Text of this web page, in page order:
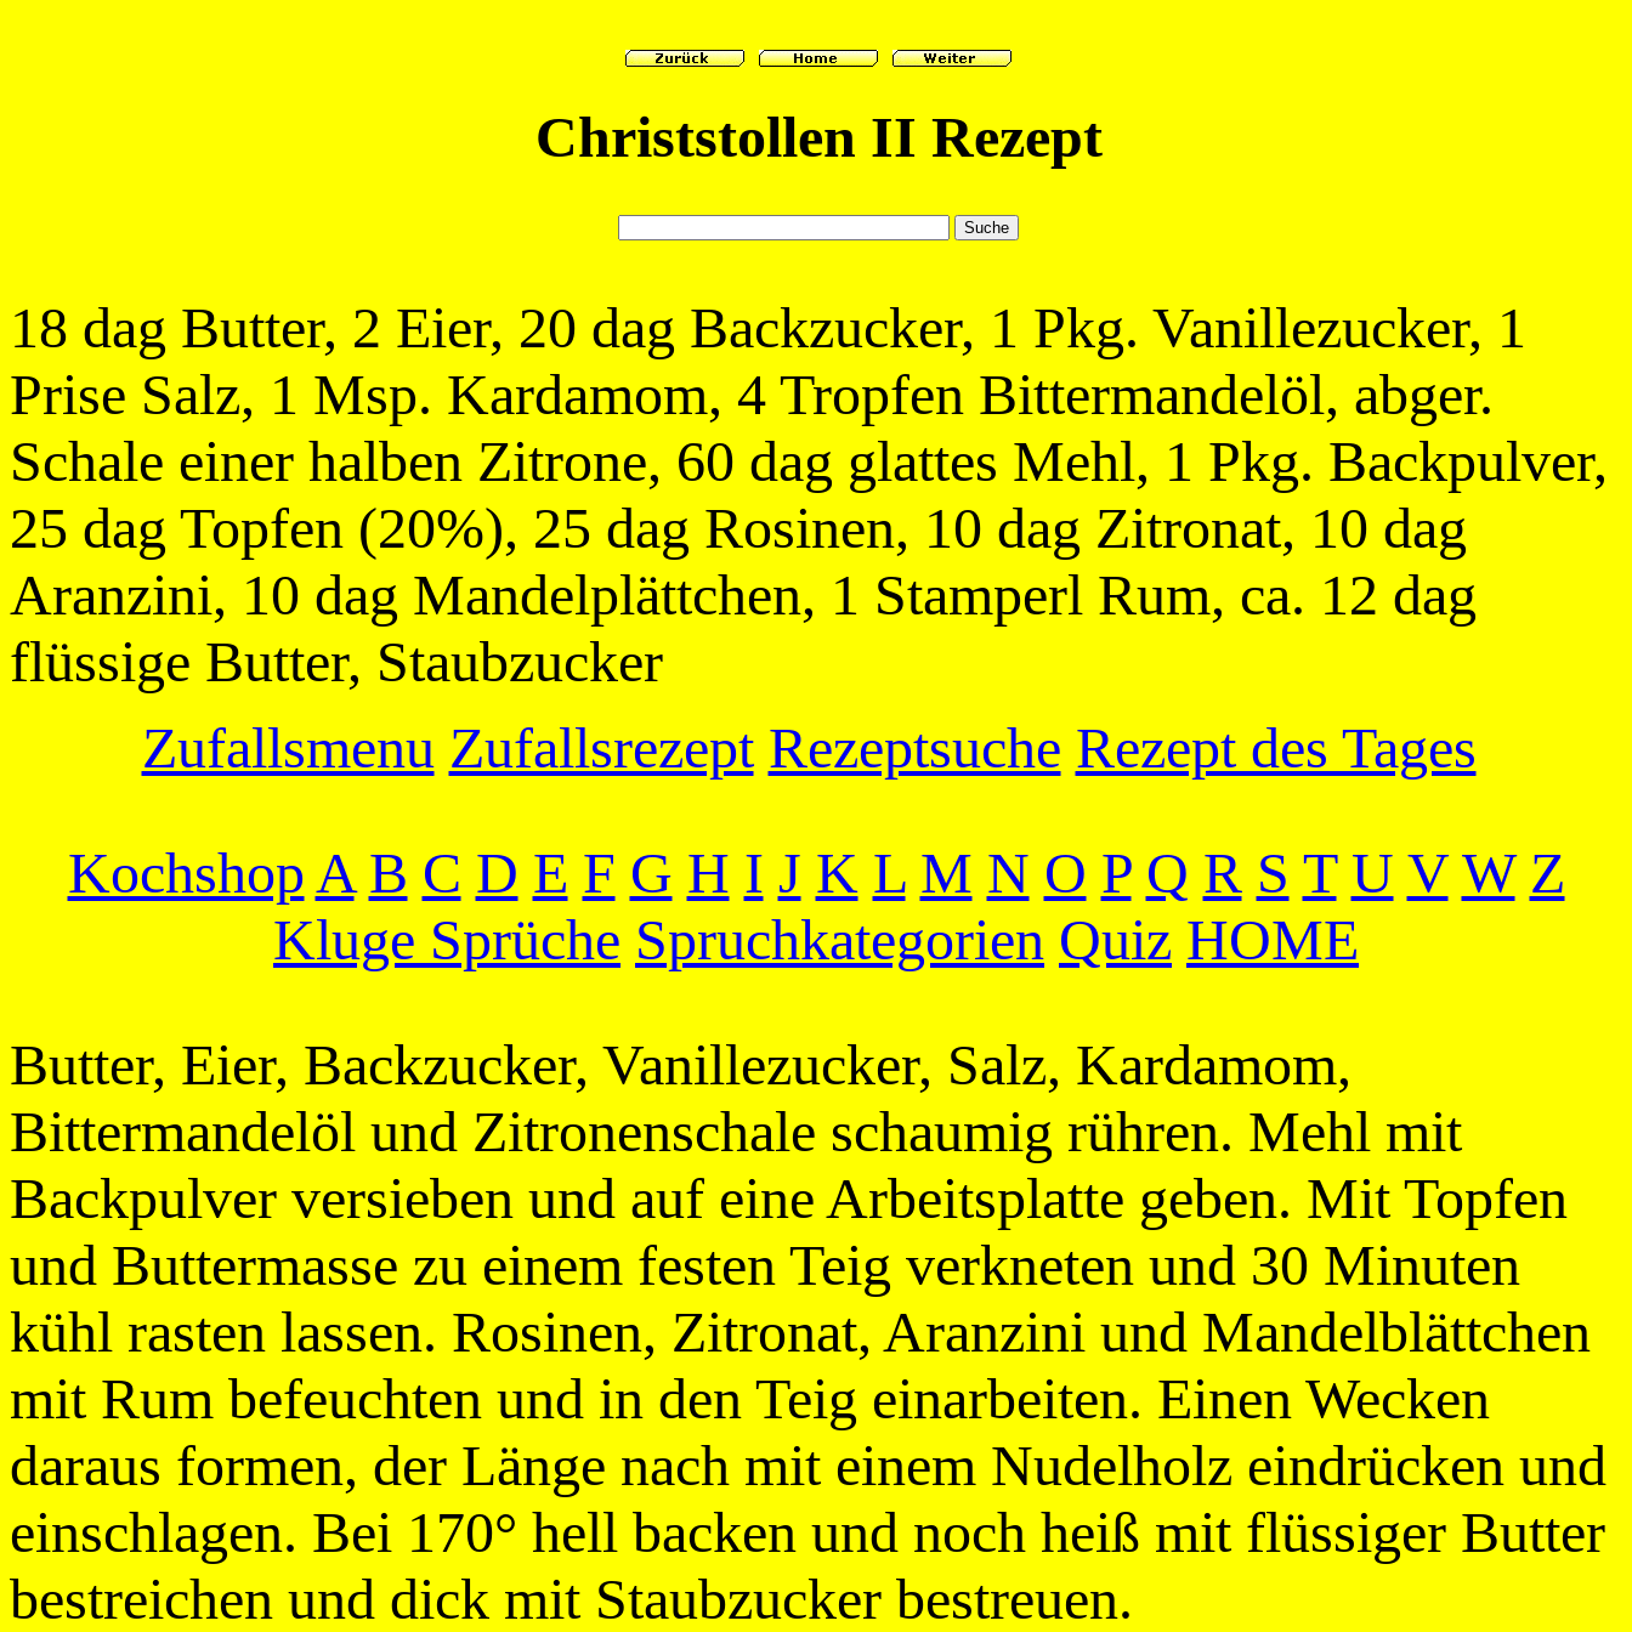
Christstollen II Rezept
18 dag Butter, 2 Eier, 20 dag Backzucker, 1 Pkg. Vanillezucker, 1
Prise Salz, 1 Msp. Kardamom, 4 Tropfen Bittermandelöl, abger.
Schale einer halben Zitrone, 60 dag glattes Mehl, 1 Pkg. Backpulver,
25 dag Topfen (20%), 25 dag Rosinen, 10 dag Zitronat, 10 dag
Aranzini, 10 dag Mandelplättchen, 1 Stamperl Rum, ca. 12 dag
flüssige Butter, Staubzucker
Zufallsmenu Zufallsrezept Rezeptsuche Rezept des Tages
KochshopA B C D E F G H I J K L M N O P Q R S T U V W Z
Kluge Sprüche Spruchkategorien Quiz HOME
Butter, Eier, Backzucker, Vanillezucker, Salz, Kardamom,
Bittermandelöl und Zitronenschale schaumig rühren. Mehl mit
Backpulver versieben und auf eine Arbeitsplatte geben. Mit Topfen
und Buttermasse zu einem festen Teig verkneten und 30 Minuten
kühl rasten lassen. Rosinen, Zitronat, Aranzini und Mandelblättchen
mit Rum befeuchten und in den Teig einarbeiten. Einen Wecken
daraus formen, der Länge nach mit einem Nudelholz eindrücken und
einschlagen. Bei 170° hell backen und noch heiß mit flüssiger Butter
bestreichen und dick mit Staubzucker bestreuen.